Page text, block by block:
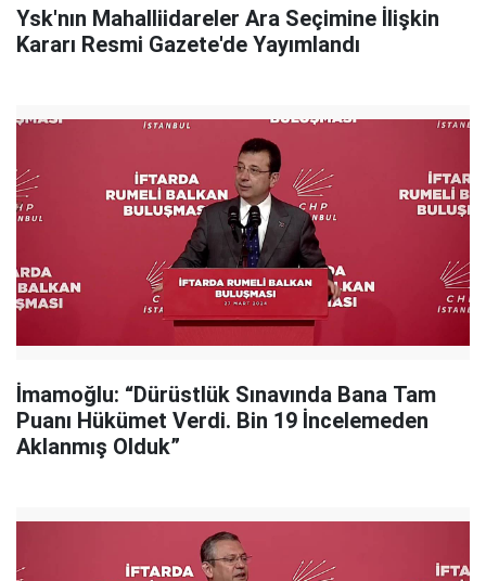
Ysk'nın Mahalliidareler Ara Seçimine İlişkin
Kararı Resmi Gazete'de Yayımlandı
İmamoğlu: “Dürüstlük Sınavında Bana Tam
Puanı Hükümet Verdi. Bin 19 İncelemeden
Aklanmış Olduk”